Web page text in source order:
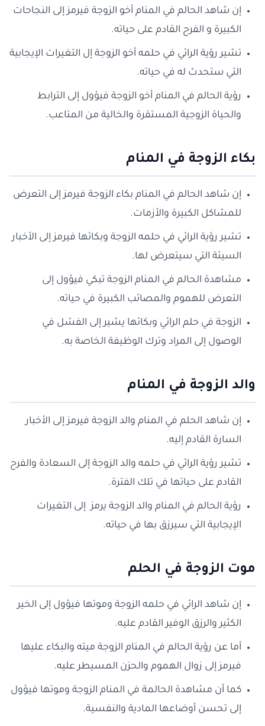
إن شاهد الحالم في المنام أخو الزوجة فيرمز إلى النجاحات
الكبيرة و الفرح القادم على حياته.
تشير رؤية الرائي في حلمه أخو الزوجة إل التغيرات الإيجابية
التي ستحدث له في حياته.
رؤية الحالم في المنام أخو الزوجة فيؤول إلى الترابط
والحياة الزوجية المستقرة والخالية من المتاعب.
بكاء الزوجة في المنام
إن شاهد الحالم في المنام بكاء الزوجة فيرمز إلى التعرض
للمشاكل الكبيرة والأزمات.
تشير رؤية الرائي في حلمه الزوجة وبكائها فيرمز إلى الأخبار
السيئة التي سيتعرض لها.
مشاهدة الحالم في المنام الزوجة تبكي فيؤول إلى
التعرض للهموم والمصائب الكبيرة في حياته.
الزوجة في حلم الرائي وبكائها يشير إلى الفشل في
الوصول إلى المراد وترك الوظيفة الخاصة به.
والد الزوجة في المنام
إن شاهد الحلم في المنام والد الزوجة فيرمز إلى الأخبار
السارة القادم إليه.
تشير رؤية الرائي في حلمه والد الزوجة إلى السعادة والفرح
القادم على حياتها في تلك الفترة.
رؤية الحالم في المنام والد الزوجة يرمز إلى التغيرات
الإيجابية التي سيرزق بها في حياته.
موت الزوجة في الحلم
إن شاهد الرائي في حلمه الزوجة وموتها فيؤول إلى الخير
الكثير والرزق الوفير القادم عليه.
أما عن رؤية الحالم في المنام الزوجة ميته والبكاء عليها
فيرمز إلى زوال الهموم والحزن المسيطر عليه.
كما أن مشاهدة الحالمة في المنام الزوجة وموتها فيؤول
إلى تحسن أوضاعها المادية والنفسية.